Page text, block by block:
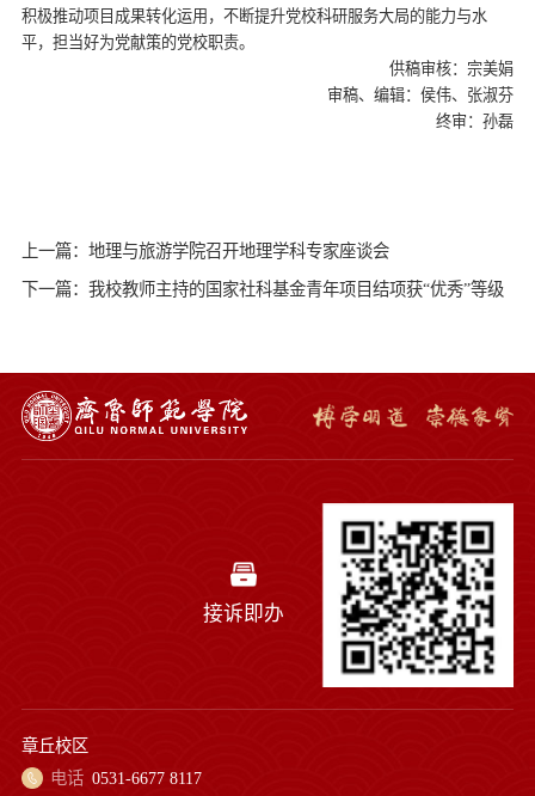
积极推动项目成果转化运用，不断提升党校科研服务大局的能力与水
平，担当好为党献策的党校职责。
供稿审核：宗美娟
审稿、编辑：侯伟、张淑芬
终审：孙磊
上一篇：地理与旅游学院召开地理学科专家座谈会
下一篇：我校教师主持的国家社科基金青年项目结项获“优秀”等级
接诉即办
章丘校区
电话 0531-6677 8117